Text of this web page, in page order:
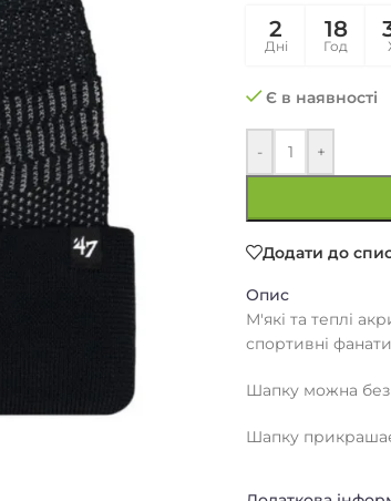
2
Дні
18
Год
Є в наявності
- +
Додати до
Опис
М'які та теплі
спортивні
Шапку можна без
Шапку